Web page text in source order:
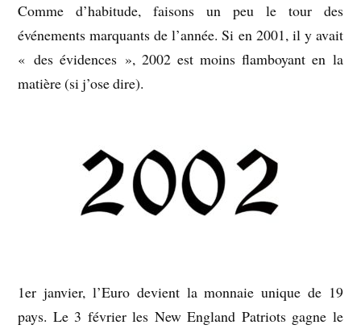
Comme d’habitude, faisons un peu le tour des
événements marquants de l’année. Si en 2001, il y avait
« des évidences », 2002 est moins flamboyant en la
matière (si j’ose dire).
1er janvier, l’Euro devient la monnaie unique de 19
pays. Le 3 février les New England Patriots gagne le